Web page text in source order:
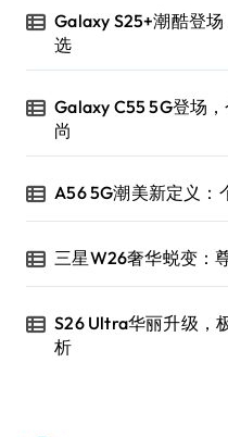
Galaxy S25+潮酷登
选
Galaxy C55 5G登场
尚
A56 5G潮美新定义：
三星W26奢华蜕变：
S26 Ultra华丽升级，
析